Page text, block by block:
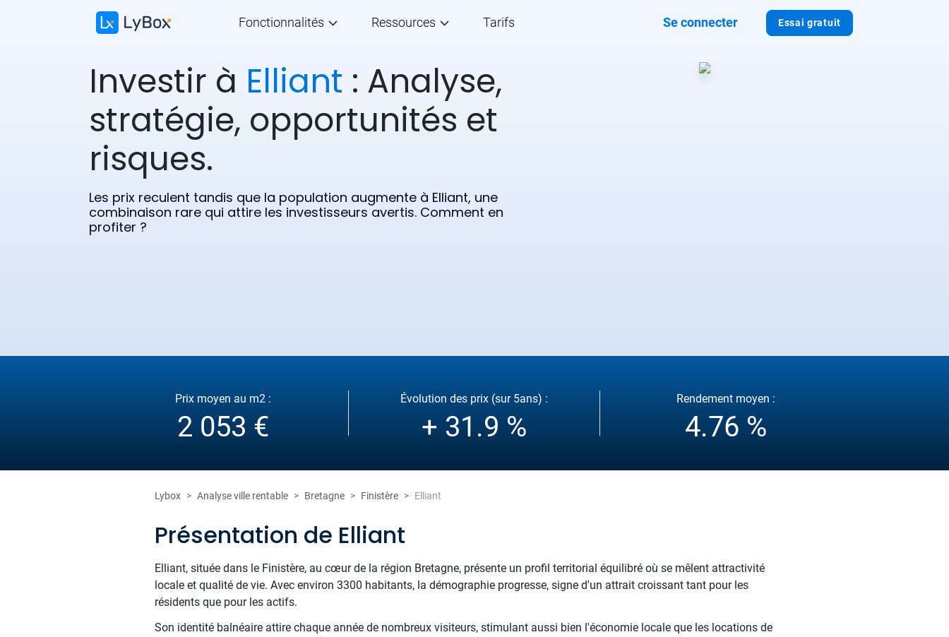
Essai gratuit
Fonctionnalités Ressources Tarifs Se connecter
Investir à Elliant : Analyse,
stratégie, opportunités et
risques.
Les prix reculent tandis que la population augmente à Elliant, une
combinaison rare qui attire les investisseurs avertis. Comment en
profiter ?
Prix moyen au m2 :
2 053 €
Évolution des prix (sur 5ans) :
+ 31.9 %
Rendement moyen :
4.76 %
Lybox Analyse ville rentable Bretagne Finistère Elliant
Présentation de Elliant
Elliant, située dans le Finistère, au cœur de la région Bretagne, présente un profil territorial équilibré où se mêlent attractivité
locale et qualité de vie. Avec environ 3300 habitants, la démographie progresse, signe d'un attrait croissant tant pour les
résidents que pour les actifs.
Son identité balnéaire attire chaque année de nombreux visiteurs, stimulant aussi bien l'économie locale que les locations de